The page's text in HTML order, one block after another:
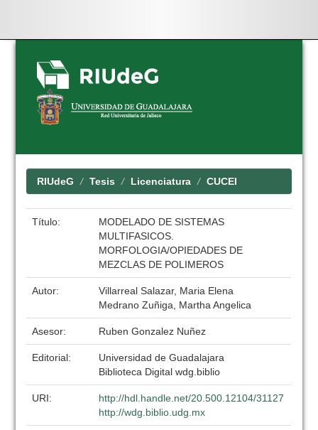
Skip
navigation
RIUdeG Tesis Licenciatura CUCEI
Título:
MODELADO DE SISTEMAS
MULTIFASICOS.
MORFOLOGIA/OPIEDADES DE
MEZCLAS DE POLIMEROS
Autor:
Villarreal Salazar, Maria Elena
Medrano Zuñiga, Martha Angelica
Asesor: Ruben Gonzalez Nuñez
Editorial:
Universidad de Guadalajara
Biblioteca Digital wdg.biblio
URI:
http://hdl.handle.net/20.500.12104/31127
http://wdg.biblio.udg.mx